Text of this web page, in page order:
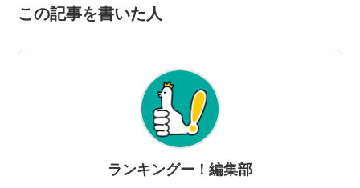
この記事を書いた人
ランキングー！編集部